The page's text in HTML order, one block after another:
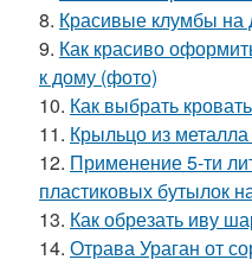
8. Красивые клумбы на
9. Как красиво
к дому (фото)
10. Как выбрать
11. Крыльцо из
12. Применение 5-ти
пластиковых бутылок
13. Как обрезать иву
14. Отрава Ураган от